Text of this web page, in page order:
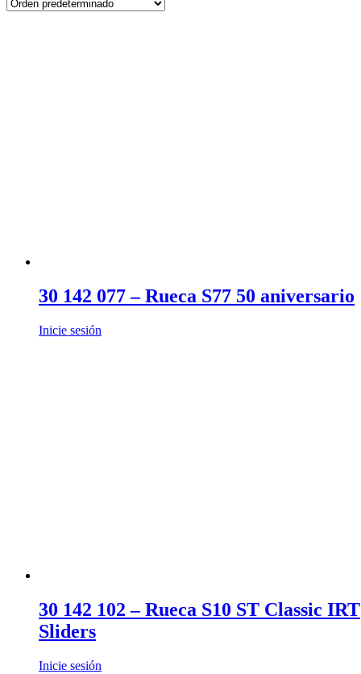
30 142 077 – Rueca S77 50 aniversario
Inicie sesión
30 142 102 – Rueca S10 ST Classic IRT
Sliders
Inicie sesión